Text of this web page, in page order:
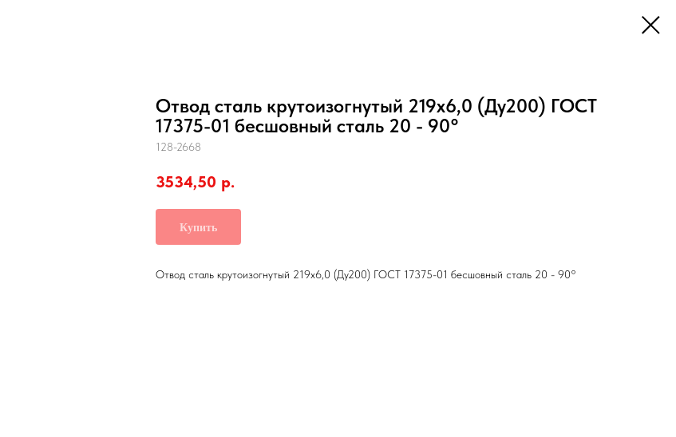
Отвод сталь крутоизогнутый 219х6,0 (Ду200) ГОСТ
17375-01 бесшовный сталь 20 - 90°
128-2668
3534,50 р.
Купить
Отвод сталь крутоизогнутый 219х6,0 (Ду200) ГОСТ 17375-01 бесшовный сталь 20 - 90°